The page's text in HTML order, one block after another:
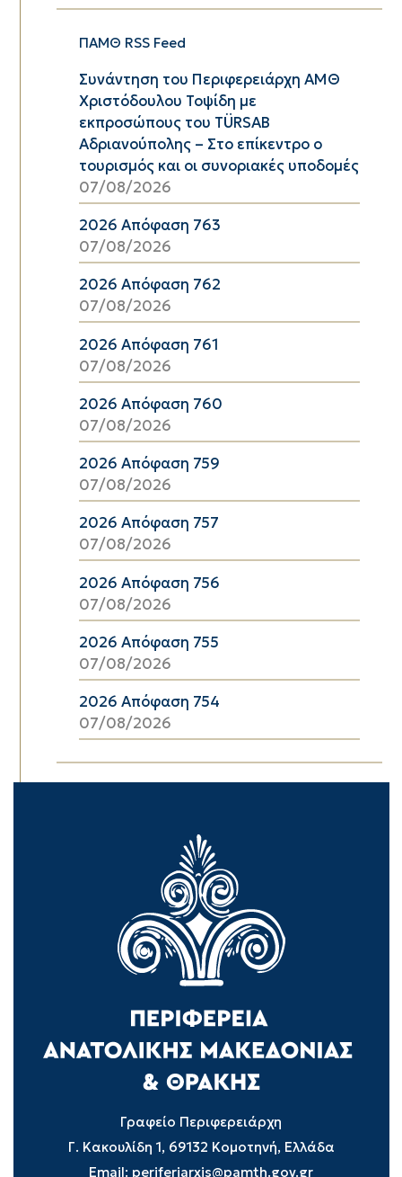
ΠΑΜΘ RSS Feed
Συνάντηση του Περιφερειάρχη ΑΜΘ
Χριστόδουλου Τοψίδη με
εκπροσώπους του TÜRSAB
Αδριανούπολης – Στο επίκεντρο ο
τουρισμός και οι συνοριακές υποδομές
07/08/2026
2026 Απόφαση 763
07/08/2026
2026 Απόφαση 762
07/08/2026
2026 Απόφαση 761
07/08/2026
2026 Απόφαση 760
07/08/2026
2026 Απόφαση 759
07/08/2026
2026 Απόφαση 757
07/08/2026
2026 Απόφαση 756
07/08/2026
2026 Απόφαση 755
07/08/2026
2026 Απόφαση 754
07/08/2026
Γραφείο Περιφερειάρχη
Γ. Κακουλίδη 1, 69132 Κομοτηνή, Ελλάδα
Email: periferiarxis@pamth.gov.gr